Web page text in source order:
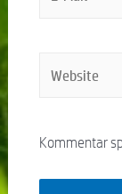
Kommentar